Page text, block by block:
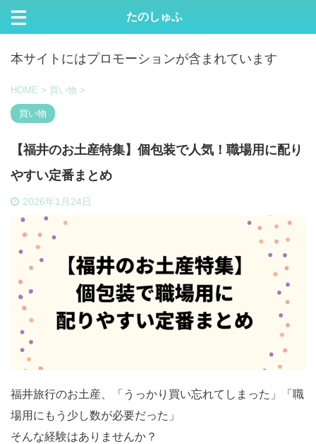
たのしゅふ
本サイトにはプロモーションが含まれています
HOME > 買い物 >
買い物
【福井のお土産特集】個包装で人気！職場用に配り
やすい定番まとめ
2026年1月24日
福井旅行のお土産、「うっかり買い忘れてしまった」「職
場用にもう少し数が必要だった」
そんな経験はありませんか？